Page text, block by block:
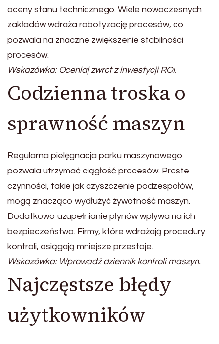
oceny stanu technicznego. Wiele nowoczesnych
zakładów wdraża robotyzację procesów, co
pozwala na znaczne zwiększenie stabilności
procesów.
Wskazówka: Oceniaj zwrot z inwestycji ROI.
Codzienna troska o
sprawność maszyn
Regularna pielęgnacja parku maszynowego
pozwala utrzymać ciągłość procesów. Proste
czynności, takie jak czyszczenie podzespołów,
mogą znacząco wydłużyć żywotność maszyn.
Dodatkowo uzupełnianie płynów wpływa na ich
bezpieczeństwo. Firmy, które wdrażają procedury
kontroli, osiągają mniejsze przestoje.
Wskazówka: Wprowadź dziennik kontroli maszyn.
Najczęstsze błędy
użytkowników